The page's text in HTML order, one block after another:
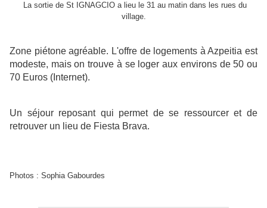
La sortie de St IGNAGCIO a lieu le 31 au matin dans les rues du
village.
Zone piétone agréable. L'offre de logements à Azpeitia est
modeste, mais on trouve à se loger aux environs de 50 ou
70 Euros (Internet).
Un séjour reposant qui permet de se ressourcer et de
retrouver un lieu de Fiesta Brava.
Photos : Sophia Gabourdes